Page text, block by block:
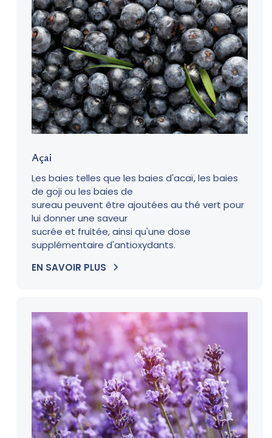
Açai
Les baies telles que les baies d'acaï, les baies
de goji ou les baies de
sureau peuvent être ajoutées au thé vert pour
lui donner une saveur
sucrée et fruitée, ainsi qu'une dose
supplémentaire d'antioxydants.
EN SAVOIR PLUS